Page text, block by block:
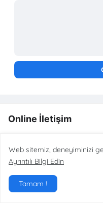
Online İletişim
Web sitemiz, deneyiminizi
Ayrıntılı Bilgi Edin
Tamam !